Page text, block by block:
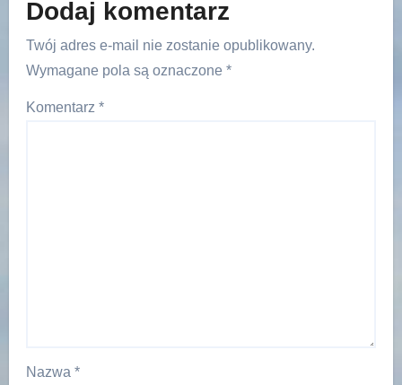
Dodaj komentarz
Twój adres e-mail nie zostanie opublikowany.
Wymagane pola są oznaczone *
Komentarz *
Nazwa *